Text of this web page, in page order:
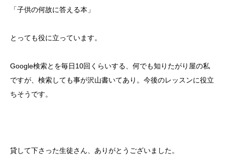
「子供の何故に答える本」
とっても役に立っています。
Google検索とを毎日10回くらいする、何でも知りたがり屋の私
ですが、検索しても事が沢山書いてあり。今後のレッスンに役立
ちそうです。
貸して下さった生徒さん、ありがとうございました。